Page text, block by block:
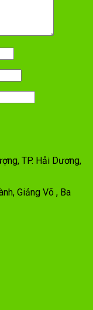
TP. Hải Dương,
Giảng Võ , Ba